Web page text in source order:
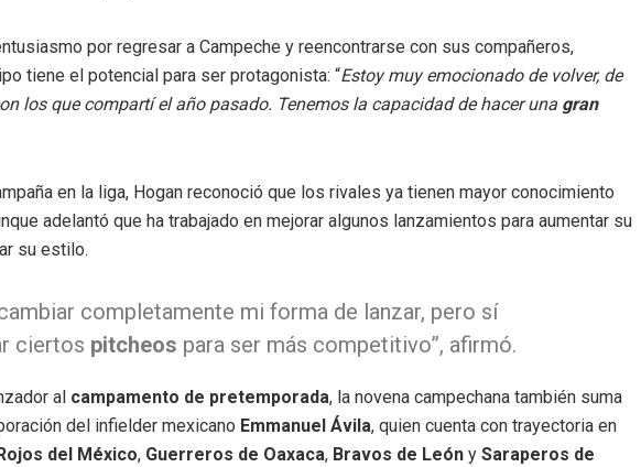
por regresar a Campeche y reencontrarse con sus compañeros,
tiene el potencial para ser protagonista: “Estoy muy emocionado de volver, de
los que compartí el año pasado. Tenemos la capacidad de hacer una gran
en la liga, Hogan reconoció que los rivales ya tienen mayor conocimiento
adelantó que ha trabajado en mejorar algunos lanzamientos para aumentar su
su estilo.
completamente mi forma de lanzar, pero sí
ciertos pitcheos para ser más competitivo”, afirmó.
al campamento de pretemporada, la novena campechana también suma
del infielder mexicano Emmanuel Ávila, quien cuenta con trayectoria en
del México, Guerreros de Oaxaca, Bravos de León y Saraperos de